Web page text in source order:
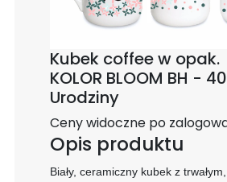
Kubek coffee w opak.
KOLOR BLOOM BH - 40
Urodziny
Ceny widoczne po
Opis produktu
Biały, ceramiczny kubek z